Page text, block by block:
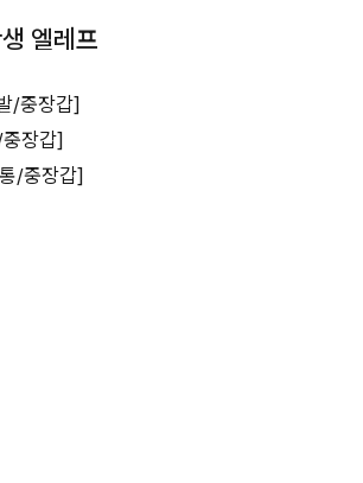
엘레프
/중장갑]
장갑]
/중장갑]